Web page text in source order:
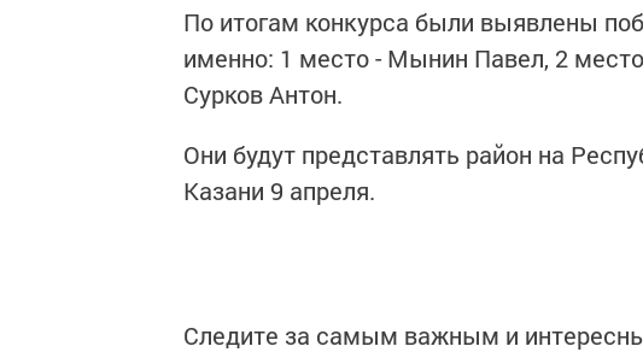
По итогам конкурса были выявлены
именно: 1 место - Мынин Павел, 2
Сурков Антон.
Они будут представлять район на
Казани 9 апреля.
Следите за самым важным и